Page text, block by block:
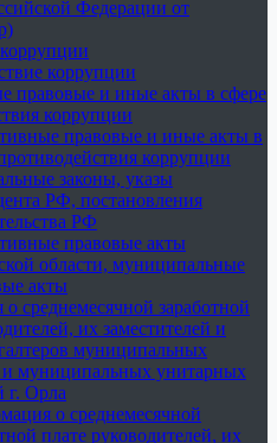
Федерации от
коррупции
правовые и иные акты в сфере
коррупции
правовые и иные акты в
коррупции
законы, указы
РФ, постановления
РФ
правовые акты
области, муниципальные
акты
среднемесячной заработной
их заместителей и
муниципальных
муниципальных унитарных
г. Орла
о среднемесячной
плате руководителей, их